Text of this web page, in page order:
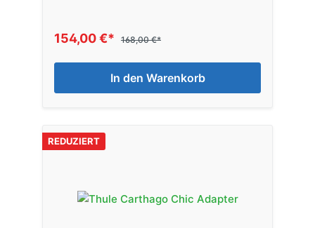
154,00 €* 168,00 €*
In den Warenkorb
REDUZIERT